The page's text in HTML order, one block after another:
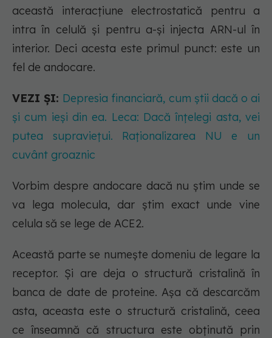
această interacțiune electrostatică pentru a
intra în celulă și pentru a-și injecta ARN-ul în
interior. Deci acesta este primul punct: este un
fel de andocare.
VEZI ȘI: Depresia financiară, cum știi dacă o ai
și cum ieși din ea. Leca: Dacă înțelegi asta, vei
putea supraviețui. Raționalizarea NU e un
cuvânt groaznic
Vorbim despre andocare dacă nu știm unde se
va lega molecula, dar știm exact unde vine
celula să se lege de ACE2.
Această parte se numește domeniu de legare la
receptor. Și are deja o structură cristalină în
banca de date de proteine. Așa că descarcăm
asta, aceasta este o structură cristalină, ceea
ce înseamnă că structura este obținută prin